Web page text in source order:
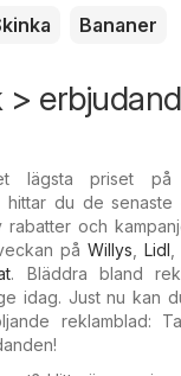
Bananer
>
lägsta priset på
hittar du de senaste
och
påWillys ,Lidl
. Bläddra bland
idag. Just nu kan
reklamblad: